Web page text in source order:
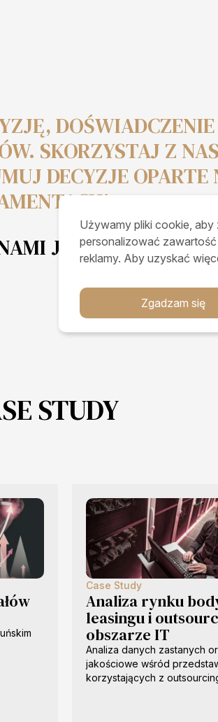
SKORZYSTAJ Z
DECYZJE OPARTE
JUŻ DZISIAJ!
STUDY
Case Study
Analiza rynku
leasingu i
obszarze IT
Analiza danych zastanych
jakościowe wśród
korzystających z
Używamy pliki cookie, aby
personalizować
reklamy. Aby uzyskać
Zgadzam się